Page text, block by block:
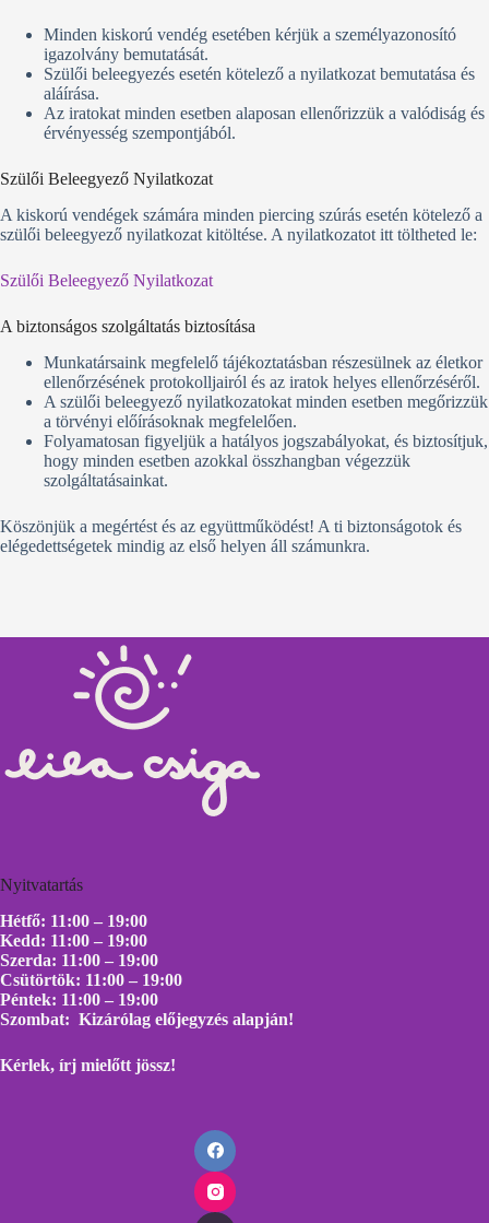
Minden kiskorú vendég esetében kérjük a személyazonosító
igazolvány bemutatását.
Szülői beleegyezés esetén kötelező a nyilatkozat bemutatása és
aláírása.
Az iratokat minden esetben alaposan ellenőrizzük a valódiság és
érvényesség szempontjából.
Szülői Beleegyező Nyilatkozat
A kiskorú vendégek számára minden piercing szúrás esetén kötelező a
szülői beleegyező nyilatkozat kitöltése. A nyilatkozatot itt töltheted le:
Szülői Beleegyező Nyilatkozat
A biztonságos szolgáltatás biztosítása
Munkatársaink megfelelő tájékoztatásban részesülnek az életkor
ellenőrzésének protokolljairól és az iratok helyes ellenőrzéséről.
A szülői beleegyező nyilatkozatokat minden esetben megőrizzük
a törvényi előírásoknak megfelelően.
Folyamatosan figyeljük a hatályos jogszabályokat, és biztosítjuk,
hogy minden esetben azokkal összhangban végezzük
szolgáltatásainkat.
Köszönjük a megértést és az együttműködést! A ti biztonságotok és
elégedettségetek mindig az első helyen áll számunkra.
Nyitvatartás
Hétfő: 11:00 – 19:00
Kedd: 11:00 – 19:00
Szerda: 11:00 – 19:00
Csütörtök: 11:00 – 19:00
Péntek: 11:00 – 19:00
Szombat: Kizárólag előjegyzés alapján!
Kérlek, írj mielőtt jössz!